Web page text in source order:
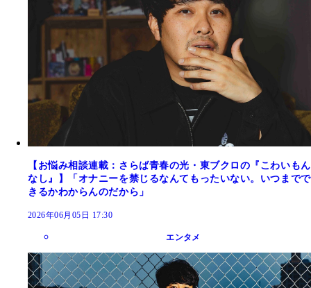
【お悩み相談連載：さらば青春の光・東ブクロの『こわいもん
なし』】「オナニーを禁じるなんてもったいない。いつまでで
きるかわからんのだから」
2026年06月05日 17:30
エンタメ